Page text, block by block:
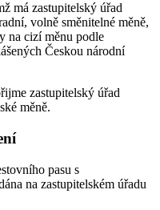
má zastupitelský úřad
volně směnitelné měně,
na cizí měnu podle
Českou národní
zastupitelský úřad
měně.
pasu s
na zastupitelském úřadu